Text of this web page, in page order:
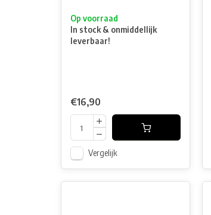
Op voorraad
In stock & onmiddellijk
leverbaar!
€16,90
Vergelijk